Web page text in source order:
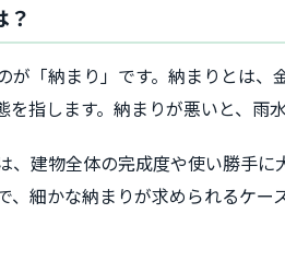
？
が「納まり」です。納まりとは
を指します。納まりが悪いと、雨
、建物全体の完成度や使い勝手
細かな納まりが求められるケー